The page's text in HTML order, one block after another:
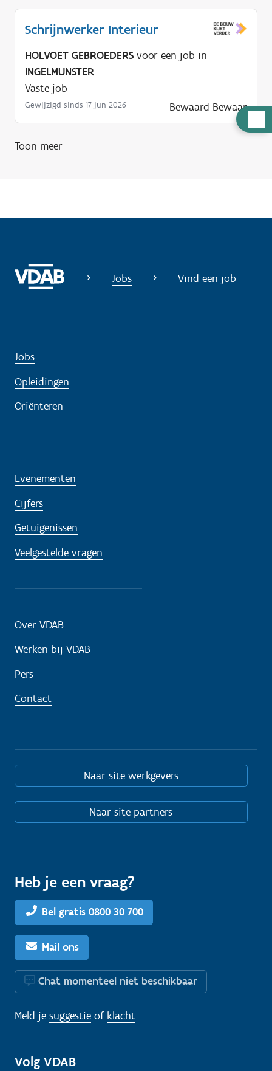
u
d
Schrijnwerker Interieur
HOLVOET GEBROEDERS voor een job in
INGELMUNSTER
Vaste job
Gewijzigd sinds 17 jun 2026 Bewaard Bewaar
Toon meer
Jobs Vind een job
Jobs
Opleidingen
Oriënteren
Evenementen
Cijfers
Getuigenissen
Veelgestelde vragen
Over VDAB
Werken bij VDAB
Pers
Contact
Naar site werkgevers
Naar site partners
Heb je een vraag?
Bel gratis 0800 30 700
Mail ons
Chat momenteel niet beschikbaar
Meld je suggestie of klacht
Volg VDAB